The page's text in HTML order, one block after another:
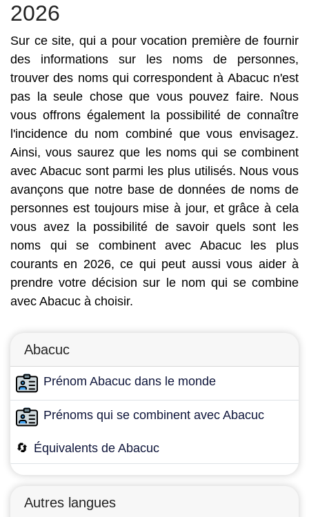
2026
Sur ce site, qui a pour vocation première de fournir
des informations sur les noms de personnes,
trouver des noms qui correspondent à Abacuc n'est
pas la seule chose que vous pouvez faire. Nous
vous offrons également la possibilité de connaître
l'incidence du nom combiné que vous envisagez.
Ainsi, vous saurez que les noms qui se combinent
avec Abacuc sont parmi les plus utilisés. Nous vous
avançons que notre base de données de noms de
personnes est toujours mise à jour, et grâce à cela
vous avez la possibilité de savoir quels sont les
noms qui se combinent avec Abacuc les plus
courants en 2026, ce qui peut aussi vous aider à
prendre votre décision sur le nom qui se combine
avec Abacuc à choisir.
Abacuc
Prénom Abacuc dans le monde
Prénoms qui se combinent avec Abacuc
🔄 Équivalents de Abacuc
Autres langues